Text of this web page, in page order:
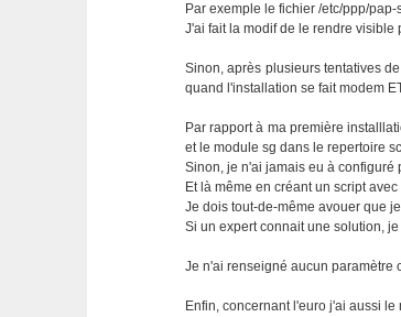
Par exemple le fichier /etc/ppp/
J'ai fait la modif de le rendre visible
Sinon, après plusieurs tentatives
quand l'installation se fait modem
Par rapport à ma première
et le module sg dans le repertoire
Sinon, je n'ai jamais eu à configuré
Et là même en créant un script
Je dois tout-de-même avouer que
Si un expert connait une solution,
Je n'ai renseigné aucun paramètre
Enfin, concernant l'euro j'ai aussi le